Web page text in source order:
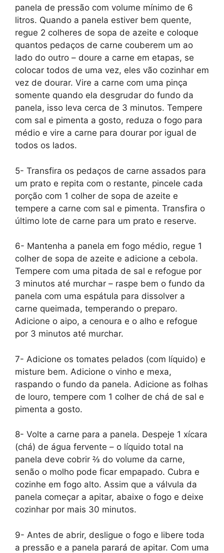
panela de pressão com volume mínimo de 6
litros. Quando a panela estiver bem quente,
regue 2 colheres de sopa de azeite e coloque
quantos pedaços de carne couberem um ao
lado do outro – doure a carne em etapas, se
colocar todos de uma vez, eles vão cozinhar em
vez de dourar. Vire a carne com uma pinça
somente quando ela desgrudar do fundo da
panela, isso leva cerca de 3 minutos. Tempere
com sal e pimenta a gosto, reduza o fogo para
médio e vire a carne para dourar por igual de
todos os lados.
5- Transfira os pedaços de carne assados ​​para
um prato e repita com o restante, pincele cada
porção com 1 colher de sopa de azeite e
tempere a carne com sal e pimenta. Transfira o
último lote de carne para um prato e reserve.
6- Mantenha a panela em fogo médio, regue 1
colher de sopa de azeite e adicione a cebola.
Tempere com uma pitada de sal e refogue por
3 minutos até murchar – raspe bem o fundo da
panela com uma espátula para dissolver a
carne queimada, temperando o preparo.
Adicione o aipo, a cenoura e o alho e refogue
por 3 minutos até murchar.
7- Adicione os tomates pelados (com líquido) e
misture bem. Adicione o vinho e mexa,
raspando o fundo da panela. Adicione as folhas
de louro, tempere com 1 colher de chá de sal e
pimenta a gosto.
8- Volte a carne para a panela. Despeje 1 xícara
(chá) de água fervente – o líquido total na
panela deve cobrir ⅔ do volume da carne,
senão o molho pode ficar empapado. Cubra e
cozinhe em fogo alto. Assim que a válvula da
panela começar a apitar, abaixe o fogo e deixe
cozinhar por mais 30 minutos.
9- Antes de abrir, desligue o fogo e libere toda
a pressão e a panela parará de apitar. Com uma